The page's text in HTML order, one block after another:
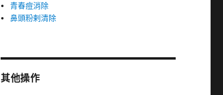
青春痘消除
鼻頭粉剌清除
其他操作